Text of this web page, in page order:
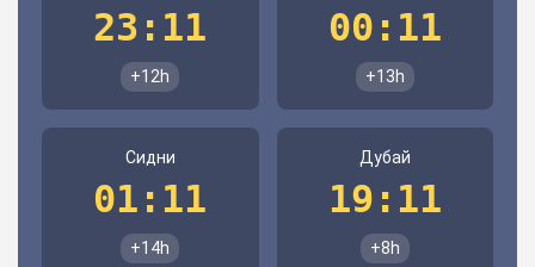
23:11
+12h
00:11
+13h
Сидни
01:11
+14h
Дубай
19:11
+8h